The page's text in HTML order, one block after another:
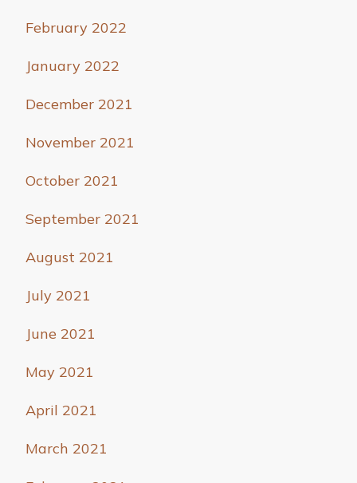
February 2022
January 2022
December 2021
November 2021
October 2021
September 2021
August 2021
July 2021
June 2021
May 2021
April 2021
March 2021